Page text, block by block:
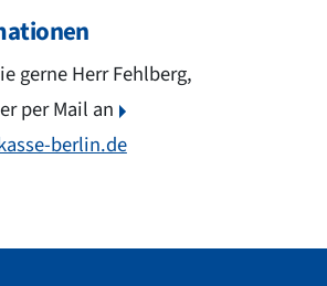
gerne Herr Fehlberg,
per Mail an
berlin.de